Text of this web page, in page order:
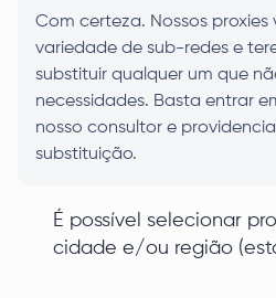
Com certeza. Nossos proxies
variedade de sub-redes e
substituir qualquer um que
necessidades. Basta entrar
nosso consultor e
substituição.
É possível selecionar
cidade e/ou região